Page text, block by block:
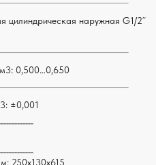
цилиндрическая наружная G1/2˝
0,500…0,650
±0,001
250х130х615